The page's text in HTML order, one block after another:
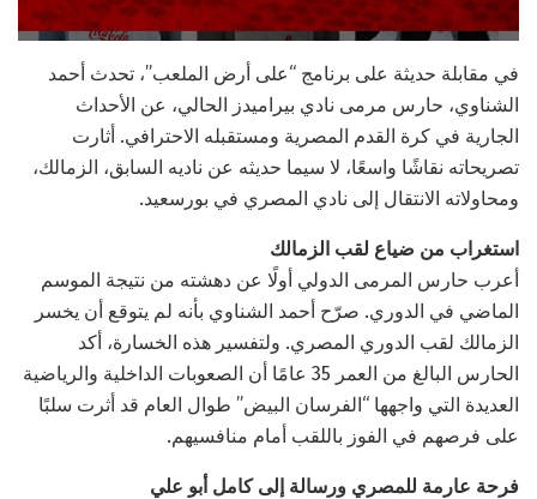
في مقابلة حديثة على برنامج “على أرض الملعب”، تحدث أحمد
الشناوي، حارس مرمى نادي بيراميدز الحالي، عن الأحداث
الجارية في كرة القدم المصرية ومستقبله الاحترافي. أثارت
تصريحاته نقاشًا واسعًا، لا سيما حديثه عن ناديه السابق، الزمالك،
ومحاولاته الانتقال إلى نادي المصري في بورسعيد.
استغراب من ضياع لقب الزمالك
أعرب حارس المرمى الدولي أولًا عن دهشته من نتيجة الموسم
الماضي في الدوري. صرّح أحمد الشناوي بأنه لم يتوقع أن يخسر
الزمالك لقب الدوري المصري. ولتفسير هذه الخسارة، أكد
الحارس البالغ من العمر 35 عامًا أن الصعوبات الداخلية والرياضية
العديدة التي واجهها “الفرسان البيض” طوال العام قد أثرت سلبًا
على فرصهم في الفوز باللقب أمام منافسيهم.
فرحة عارمة للمصري ورسالة إلى كامل أبو علي